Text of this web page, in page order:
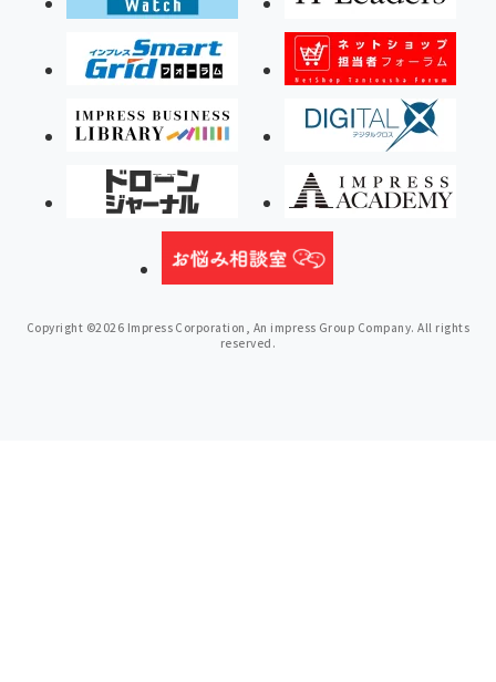
Copyright ©2026 Impress Corporation, An impress Group Company. All rights
reserved.